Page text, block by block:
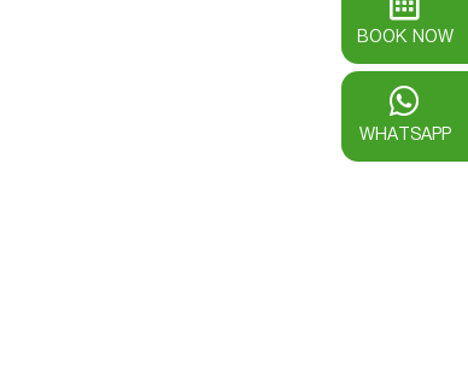
BOOK NOW
WHATSAPP